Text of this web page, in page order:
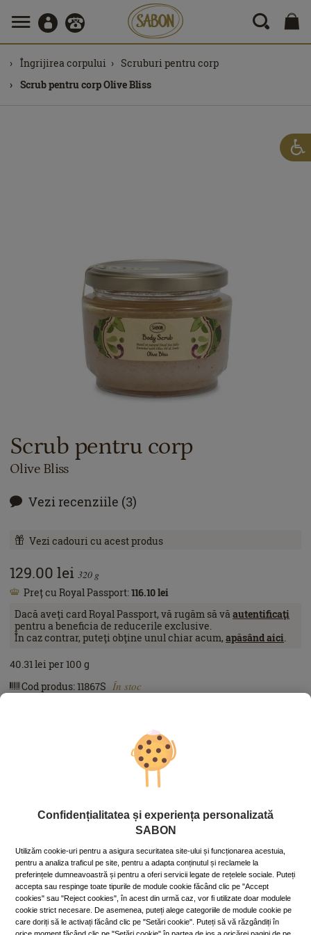
Îngrijirea corpului
Scruburi pentru corp
Scrub pentru corp Olive Bliss
Scrub pentru corp
Olive Bliss
Vezi recenziile (3)
Vezi cadouri cu acest produs
129.00 lei 320 g
Preț cu Royal Passport:116.10lei
Dacă aveţi card Royal Passport, vă rugăm să văautentificaţi
pentru a beneficia de reducerile exclusive.
În caz contrar, puteţi obţine unul chiar acum,apăsând aici.
40.31lei per 100 g
Cod produs: 11867S În stoc
Alte variante ale acestui produs
60 g 320 g
Aromă:Olive Bliss
Produse similare
Confidențialitatea și experiența personalizată
SABON
Utilizăm cookie-uri pentru a asigura securitatea site-ului și funcționarea acestuia,
pentru a analiza traficul pe site, pentru a adapta conținutul și reclamele la
preferințele dumneavoastră și pentru a oferi servicii legate de rețelele sociale. Puteți
accepta sau respinge toate tipurile de module cookie făcând clic pe "Accept
cookies" sau "Reject cookies", în acest din urmă caz, vor fi utilizate doar modulele
cookie strict necesare. De asemenea, puteți alege categoriile de module cookie pe
care doriți să le activați făcând clic pe "Setări cookie". Puteți să vă răzgândiți în